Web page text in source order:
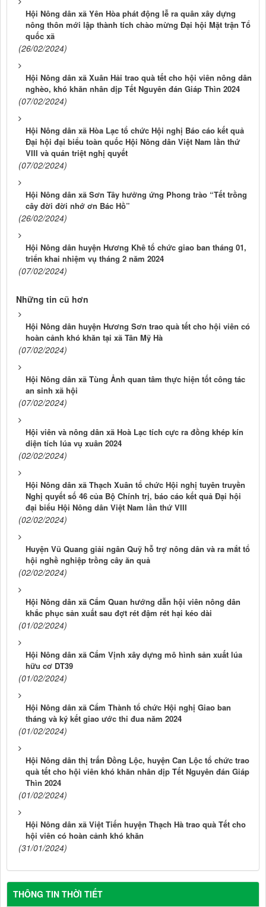
Hội Nông dân xã Yên Hòa phát động lễ ra quân xây dựng
nông thôn mới lập thành tích chào mừng Đại hội Mặt trận Tổ
quốc xã
(26/02/2024)
Hội Nông dân xã Xuân Hải trao quà tết cho hội viên nông dân
nghèo, khó khăn nhân dịp Tết Nguyên đán Giáp Thìn 2024
(07/02/2024)
Hội Nông dân xã Hòa Lạc tổ chức Hội nghị Báo cáo kết quả
Đại hội đại biểu toàn quốc Hội Nông dân Việt Nam lần thứ
VIII và quán triệt nghị quyết
(07/02/2024)
Hội Nông dân xã Sơn Tây hưởng ứng Phong trào “Tết trồng
cây đời đời nhớ ơn Bác Hồ”
(26/02/2024)
Hội Nông dân huyện Hương Khê tổ chức giao ban tháng 01,
triển khai nhiệm vụ tháng 2 năm 2024
(07/02/2024)
Những tin cũ hơn
Hội Nông dân huyện Hương Sơn trao quà tết cho hội viên có
hoàn cảnh khó khăn tại xã Tân Mỹ Hà
(07/02/2024)
Hội Nông dân xã Tùng Ảnh quan tâm thực hiện tốt công tác
an sinh xã hội
(07/02/2024)
Hội viên và nông dân xã Hoà Lạc tích cực ra đồng khép kín
diện tích lúa vụ xuân 2024
(02/02/2024)
Hội Nông dân xã Thạch Xuân tổ chức Hội nghị tuyên truyền
Nghị quyết số 46 của Bộ Chính trị, báo cáo kết quả Đại hội
đại biểu Hội Nông dân Việt Nam lần thứ VIII
(02/02/2024)
Huyện Vũ Quang giải ngân Quỹ hỗ trợ nông dân và ra mắt tổ
hội nghề nghiệp trồng cây ăn quả
(02/02/2024)
Hội Nông dân xã Cẩm Quan hướng dẫn hội viên nông dân
khắc phục sản xuất sau đợt rét đậm rét hại kéo dài
(01/02/2024)
Hội Nông dân xã Cẩm Vịnh xây dựng mô hình sản xuất lúa
hữu cơ DT39
(01/02/2024)
Hội Nông dân xã Cẩm Thành tổ chức Hội nghị Giao ban
tháng và ký kết giao ước thi đua năm 2024
(01/02/2024)
Hội Nông dân thị trấn Đồng Lộc, huyện Can Lộc tổ chức trao
quà tết cho hội viên khó khăn nhân dịp Tết Nguyên đán Giáp
Thìn 2024
(01/02/2024)
Hội Nông dân xã Việt Tiến huyện Thạch Hà trao quà Tết cho
hội viên có hoàn cảnh khó khăn
(31/01/2024)
THÔNG TIN THỜI TIẾT